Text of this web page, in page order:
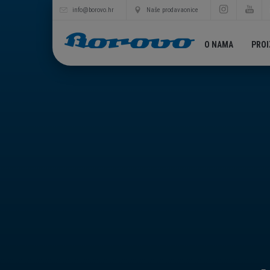
info@borovo.hr Naše prodavaonice
O NAMA